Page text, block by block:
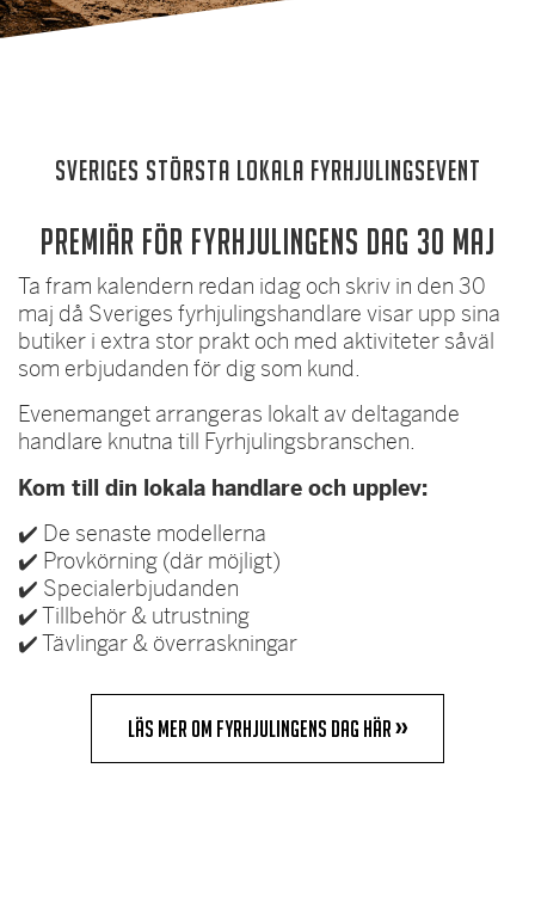
SVERIGES STÖRSTA LOKALA FYRHJULINGSEVENT
Premiär för Fyrhjulingens dag 30 maj
Ta fram kalendern redan idag och skriv in den 30
maj då Sveriges fyrhjulingshandlare visar upp sina
butiker i extra stor prakt och med aktiviteter såväl
som erbjudanden för dig som kund.
Evenemanget arrangeras lokalt av deltagande
handlare knutna till Fyrhjulingsbranschen.
Kom till din lokala handlare och upplev:
✔️ De senaste modellerna
✔️ Provkörning (där möjligt)
✔️ Specialerbjudanden
✔️ Tillbehör & utrustning
✔️ Tävlingar & överraskningar
LÄS MER OM FYRHJULINGENS DAG HÄR››